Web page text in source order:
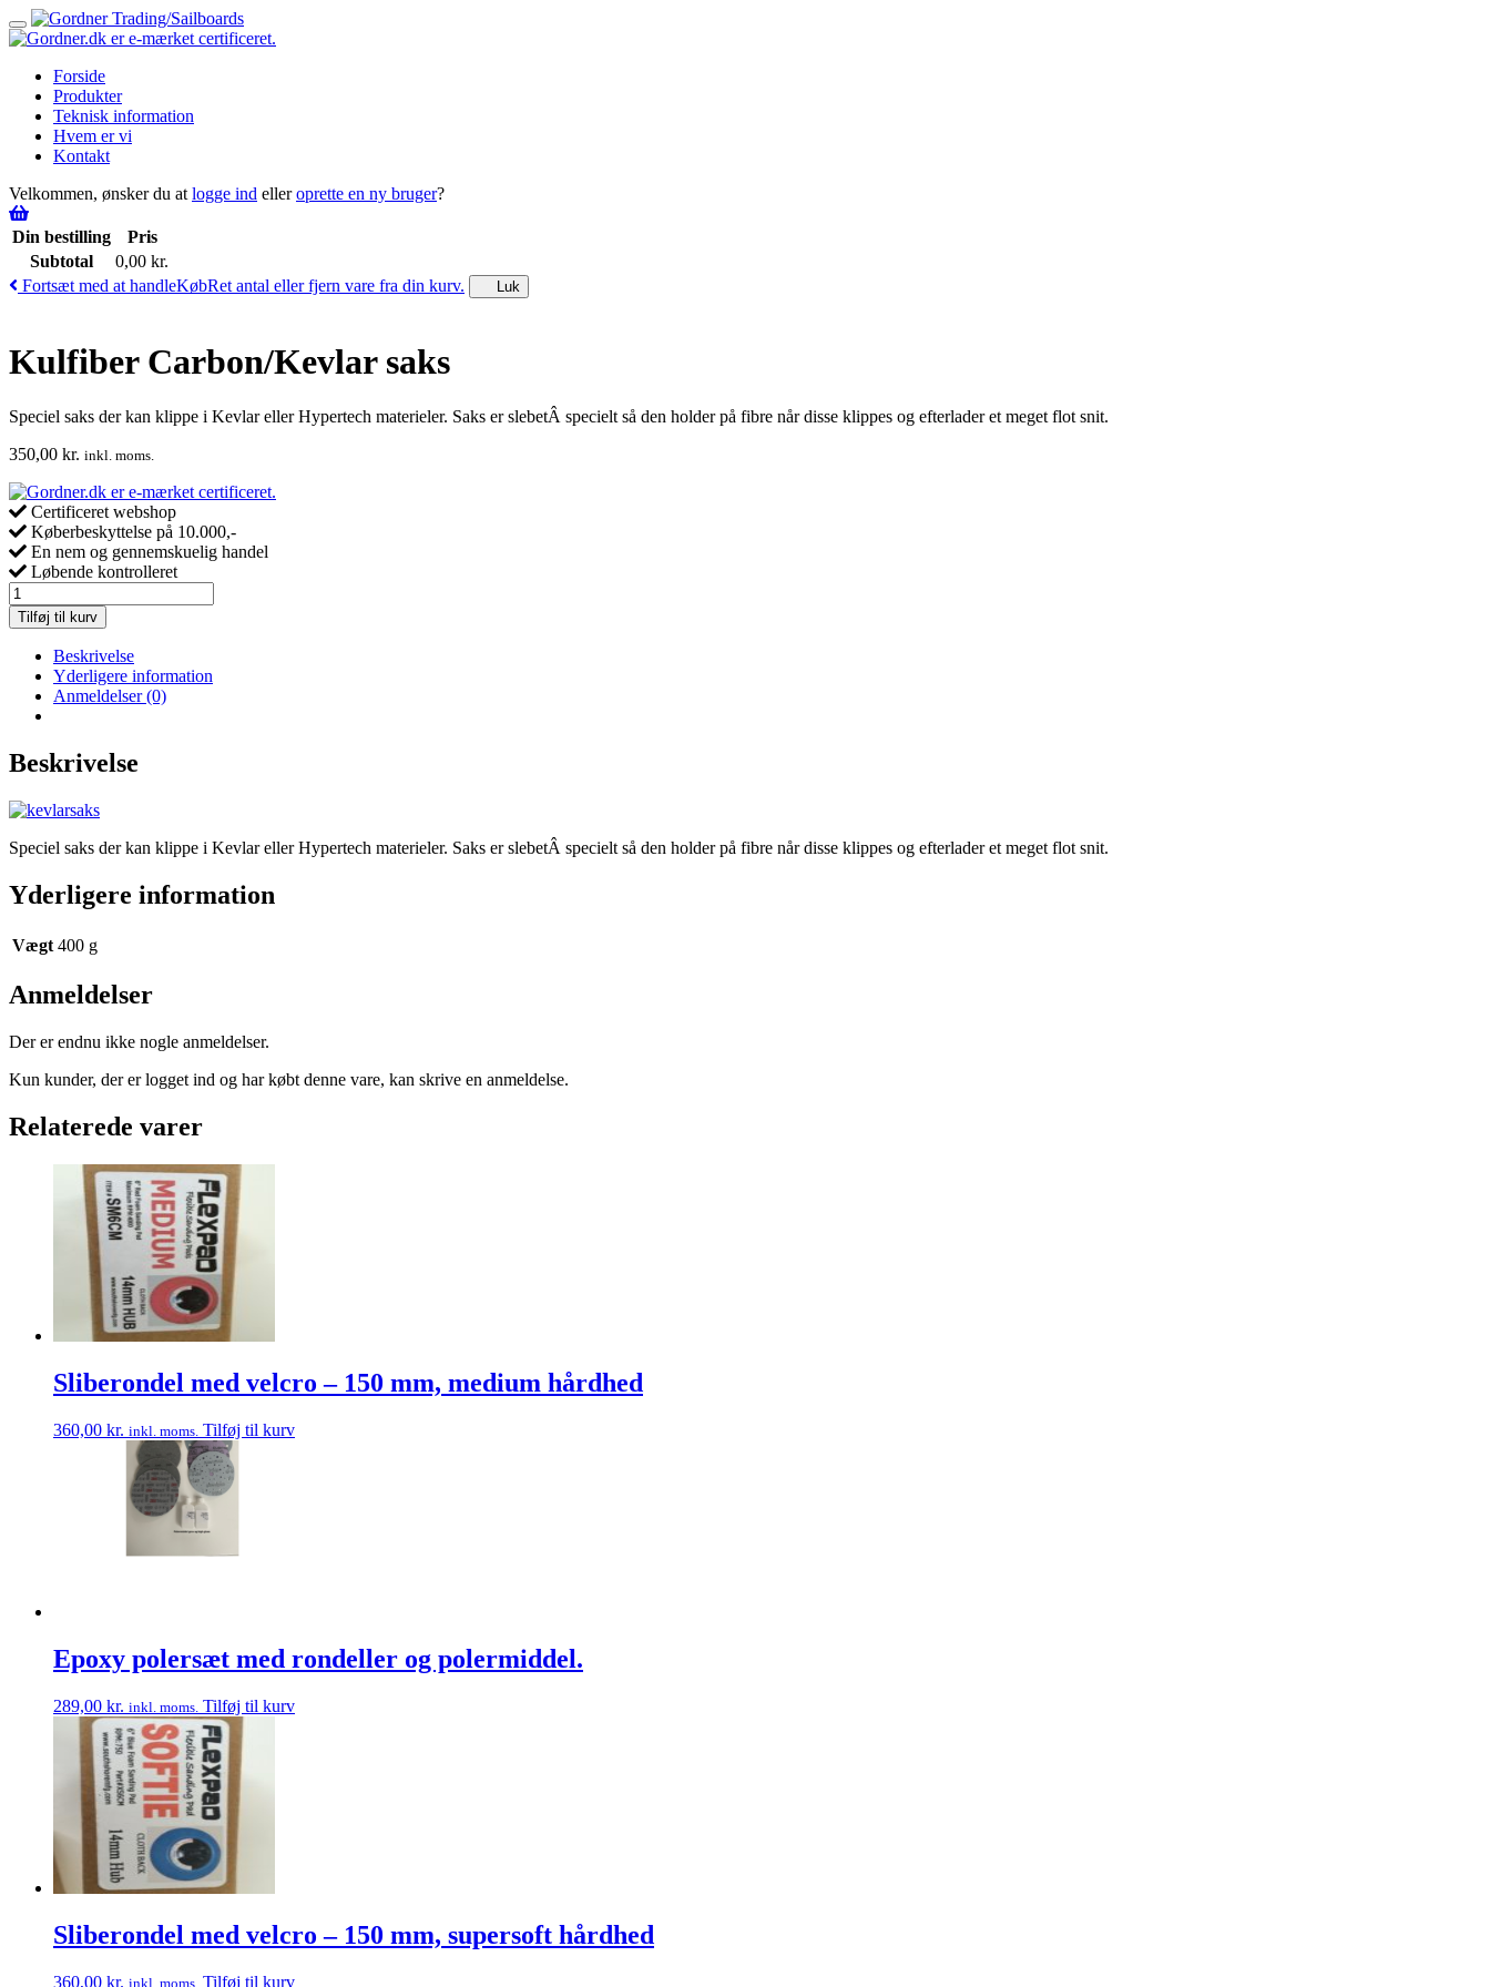
Toggle
navigation
Forside
Produkter
Teknisk information
Hvem er vi
Kontakt
Velkommen, ønsker du at logge ind elleroprette en ny bruger?
Din bestilling
Pris
Subtotal
0,00 kr.
Fortsæt med at handleKøbRet antal eller fjern vare fra din kurv. Luk
Kulfiber Carbon/Kevlar saks
Speciel saks der kan klippe i Kevlar eller Hypertech materieler. Saks er slebetÂ specielt så den holder på fibre når disse klippes og efterlader et meget flot snit.
350,00 kr. inkl. moms.
Certificeret webshop
Køberbeskyttelse på 10.000,-
En nem og gennemskuelig handel
Løbende kontrolleret
Kulfiber
Carbon/Kevlar
saks
antal
Tilføj til kurv
Beskrivelse
Yderligere information
Anmeldelser (0)
Beskrivelse
Speciel saks der kan klippe i Kevlar eller Hypertech materieler. Saks er slebetÂ specielt så den holder på fibre når disse klippes og efterlader et meget flot snit.
Yderligere information
Vægt 400 g
Anmeldelser
Der er endnu ikke nogle anmeldelser.
Kun kunder, der er logget ind og har købt denne vare, kan skrive en anmeldelse.
Relaterede varer
Sliberondel med velcro – 150 mm, medium hårdhed
360,00 kr. inkl. moms. Tilføj til kurv
Epoxy polersæt med rondeller og polermiddel.
289,00 kr. inkl. moms. Tilføj til kurv
Sliberondel med velcro – 150 mm, supersoft hårdhed
360,00 kr. inkl. moms. Tilføj til kurv